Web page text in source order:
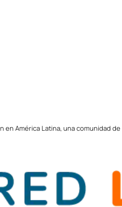
en América Latina, una